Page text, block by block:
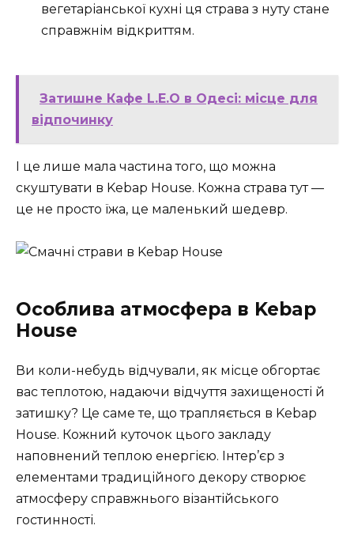
вегетаріанської кухні ця страва з нуту стане
справжнім відкриттям.
Затишне Кафе L.E.O в Одесі: місце для
відпочинку
І це лише мала частина того, що можна
скуштувати в Kebap House. Кожна страва тут —
це не просто їжа, це маленький шедевр.
Особлива атмосфера в Kebap
House
Ви коли-небудь відчували, як місце обгортає
вас теплотою, надаючи відчуття захищеності й
затишку? Це саме те, що трапляється в Kebap
House. Кожний куточок цього закладу
наповнений теплою енергією. Інтер’єр з
елементами традиційного декору створює
атмосферу справжнього візантійського
гостинності.